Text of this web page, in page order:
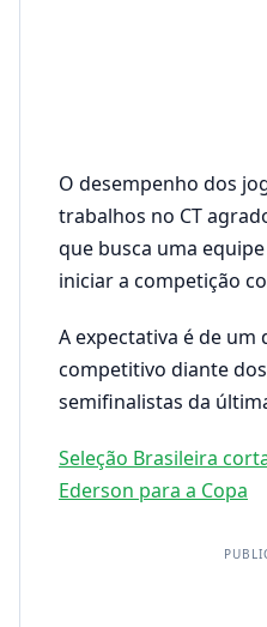
O desempenho dos
trabalhos no CT
que busca uma
iniciar a competição
A expectativa é de um
competitivo diante
semifinalistas da
Seleção Brasileira
Ederson para a Copa